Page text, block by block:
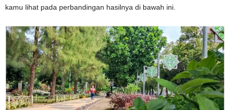
kamu lihat pada perbandingan hasilnya di bawah ini.